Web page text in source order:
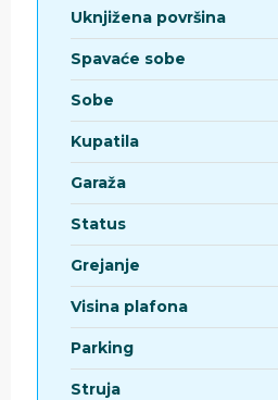
Uknjižena površina
Spavaće sobe
Sobe
Kupatila
Garaža
Status
Grejanje
Visina plafona
Parking
Struja